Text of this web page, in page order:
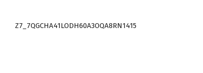
Z7_7QGCHA41LODH60A3OQA8RN1415